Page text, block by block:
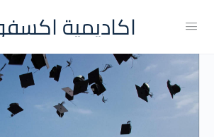
اكاديمية